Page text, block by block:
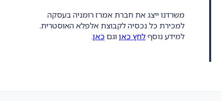
משרדנו ייצג את חברת אמרז רומניה בעסקה
למכירת כל נכסיה לקבוצת אלפלא האוסטרית.
למידע נוסףלחץ כאןוגםכאן.